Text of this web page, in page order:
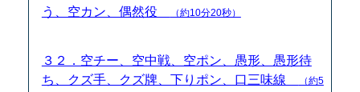
う、空カン、偶然役
（約10分20秒）
３２．空チー、空中戦、空ポン、愚形、愚形待
ち、クズ手、クズ牌、下りポン、口三味線
（約5